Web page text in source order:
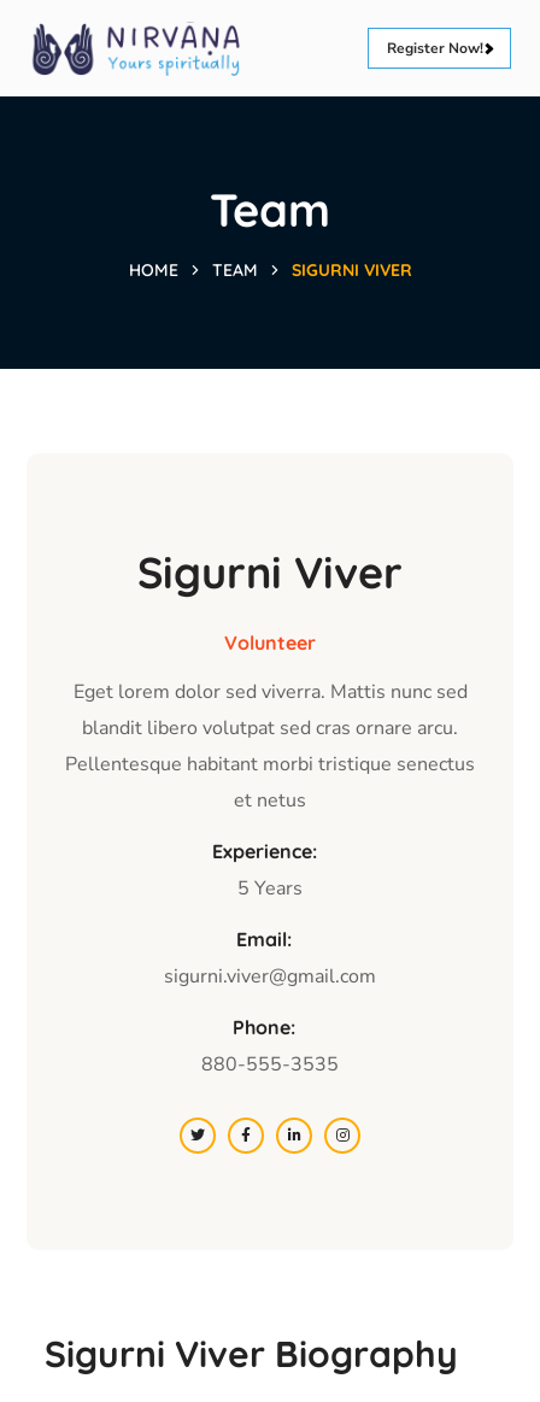
Register Now!
Team
HOME TEAM SIGURNI VIVER
Sigurni Viver
Volunteer
Eget lorem dolor sed viverra. Mattis nunc sed
blandit libero volutpat sed cras ornare arcu.
Pellentesque habitant morbi tristique senectus
et netus
Experience:
5 Years
Email:
sigurni.viver@gmail.com
Phone:
880-555-3535
Sigurni Viver Biography